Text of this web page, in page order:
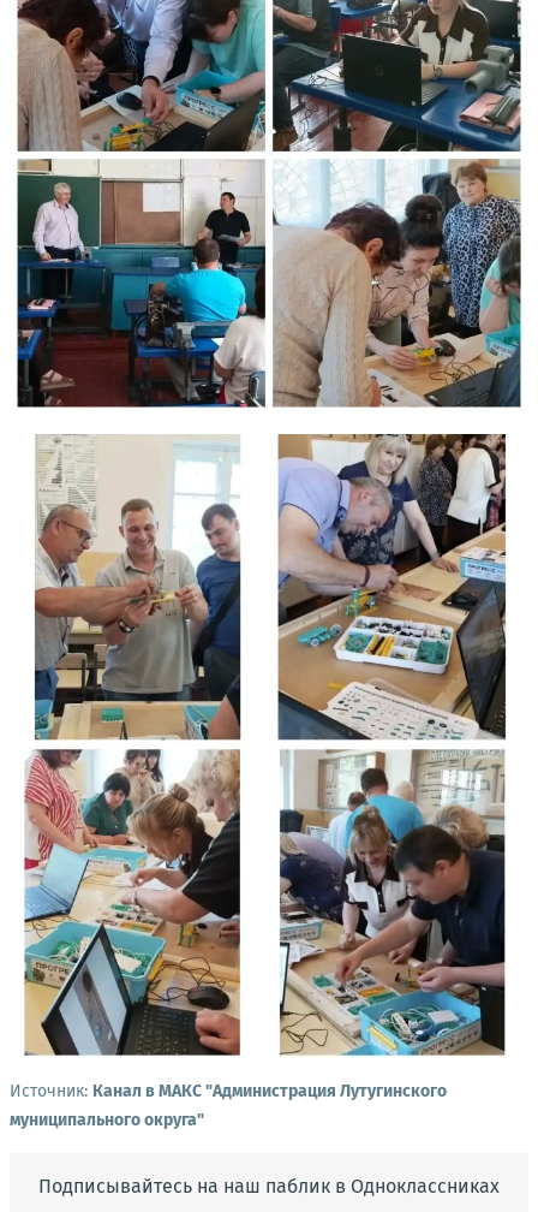
Источник: Канал в МАКС "Администрация Лутугинского
муниципального округа"
Подписывайтесь на наш паблик в Одноклассниках